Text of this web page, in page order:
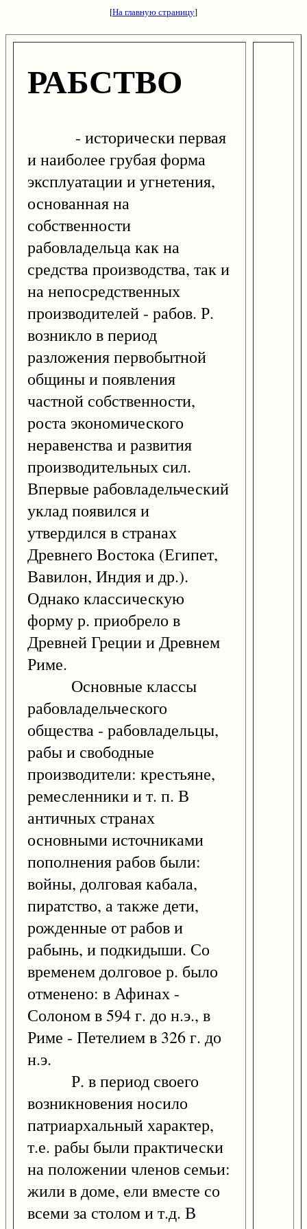
[На главную страницу]
РАБСТВО
- исторически первая
и наиболее грубая форма
эксплуатации и угнетения,
основанная на
собственности
рабовладельца как на
средства производства, так и
на непосредственных
производителей - рабов. Р.
возникло в период
разложения первобытной
общины и появления
частной собственности,
роста экономического
неравенства и развития
производительных сил.
Впервые рабовладельческий
уклад появился и
утвердился в странах
Древнего Востока (Египет,
Вавилон, Индия и др.).
Однако классическую
форму р. приобрело в
Древней Греции и Древнем
Риме.
Основные классы
рабовладельческого
общества - рабовладельцы,
рабы и свободные
производители: крестьяне,
ремесленники и т. п. В
античных странах
основными источниками
пополнения рабов были:
войны, долговая кабала,
пиратство, а также дети,
рожденные от рабов и
рабынь, и подкидыши. Со
временем долговое р. было
отменено: в Афинах -
Солоном в 594 г. до н.э., в
Риме - Петелием в 326 г. до
н.э.
Р. в период своего
возникновения носило
патриархальный характер,
т.е. рабы были практически
на положении членов семьи:
жили в доме, ели вместе со
всеми за столом и т.д. В